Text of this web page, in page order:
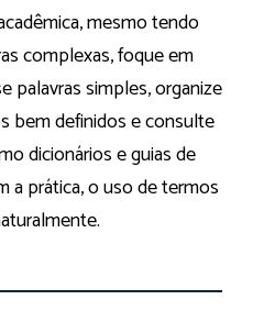
mesmo tendo
complexas, foque em
palavras simples, organize
bem definidos e consulte
dicionários e guias de
a prática, o uso de termos